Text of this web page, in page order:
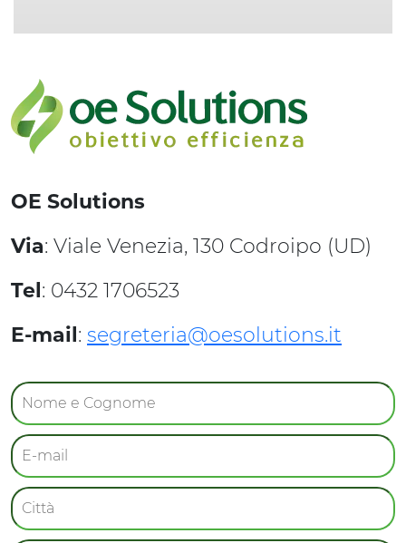
OE Solutions
Via: Viale Venezia, 130 Codroipo (UD)
Tel: 0432 1706523
E-mail: segreteria@oesolutions.it